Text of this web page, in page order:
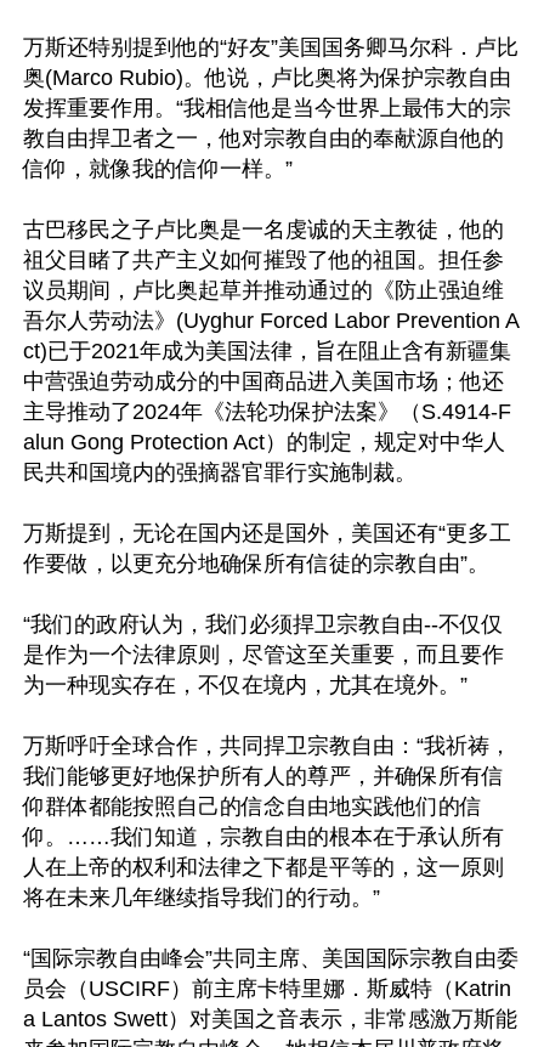
万斯还特别提到他的“好友”美国国务卿马尔科．卢比
奥(Marco Rubio)。他说，卢比奥将为保护宗教自由
发挥重要作用。“我相信他是当今世界上最伟大的宗
教自由捍卫者之一，他对宗教自由的奉献源自他的
信仰，就像我的信仰一样。”
古巴移民之子卢比奥是一名虔诚的天主教徒，他的
祖父目睹了共产主义如何摧毁了他的祖国。担任参
议员期间，卢比奥起草并推动通过的《防止强迫维
吾尔人劳动法》(Uyghur Forced Labor Prevention A
ct)已于2021年成为美国法律，旨在阻止含有新疆集
中营强迫劳动成分的中国商品进入美国市场；他还
主导推动了2024年《法轮功保护法案》（S.4914-F
alun Gong Protection Act）的制定，规定对中华人
民共和国境内的强摘器官罪行实施制裁。
万斯提到，无论在国内还是国外，美国还有“更多工
作要做，以更充分地确保所有信徒的宗教自由”。
“我们的政府认为，我们必须捍卫宗教自由--不仅仅
是作为一个法律原则，尽管这至关重要，而且要作
为一种现实存在，不仅在境内，尤其在境外。”
万斯呼吁全球合作，共同捍卫宗教自由：“我祈祷，
我们能够更好地保护所有人的尊严，并确保所有信
仰群体都能按照自己的信念自由地实践他们的信
仰。……我们知道，宗教自由的根本在于承认所有
人在上帝的权利和法律之下都是平等的，这一原则
将在未来几年继续指导我们的行动。”
“国际宗教自由峰会”共同主席、美国国际宗教自由委
员会（USCIRF）前主席卡特里娜．斯威特（Katrin
a Lantos Swett）对美国之音表示，非常感激万斯能